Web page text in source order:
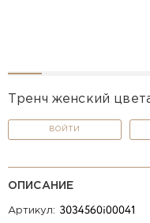
Тренч женский
ВОЙТИ
ОПИСАНИЕ
Артикул: